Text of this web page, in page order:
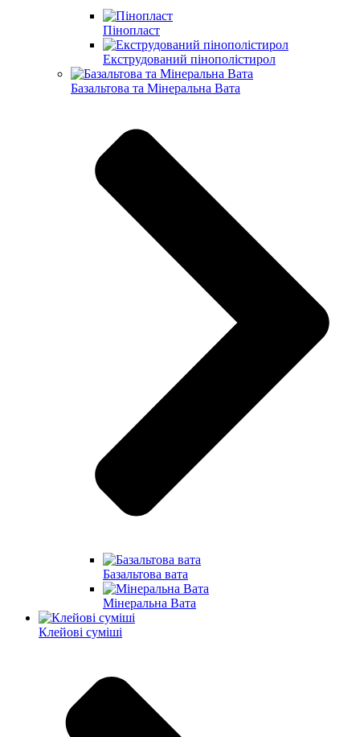
Пінопласт
Екструдований пінополістирол
Базальтова та Мінеральна Вата
Базальтова вата
Мінеральна Вата
Клейові суміші